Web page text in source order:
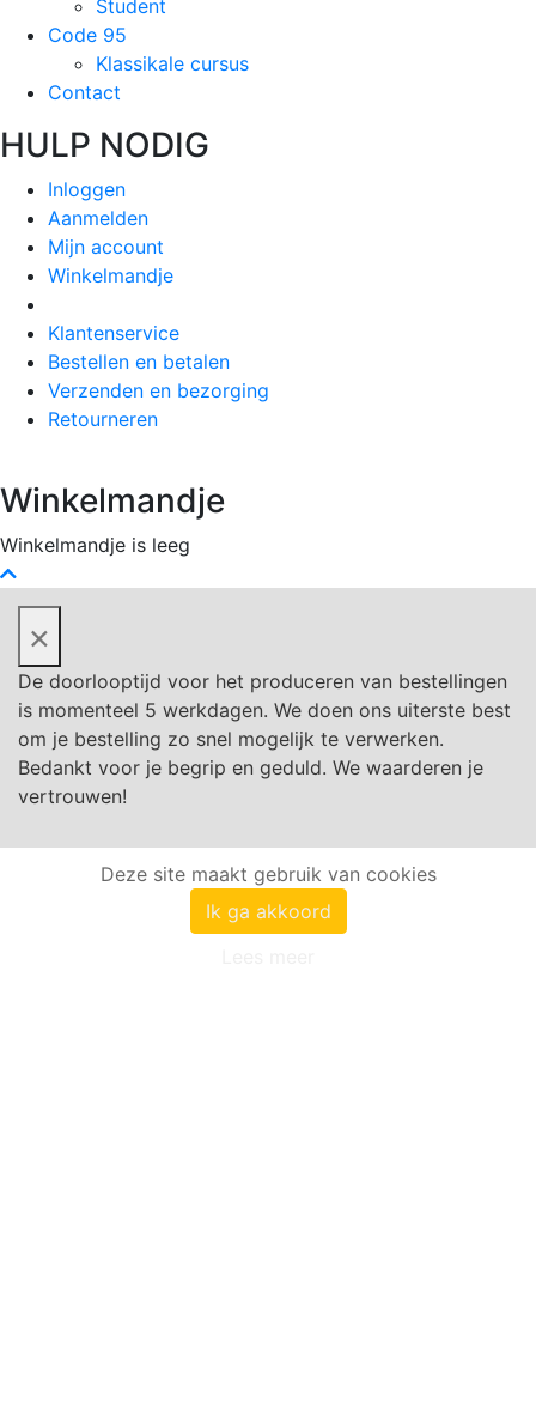
Student
Code 95
Klassikale cursus
Contact
HULP NODIG
Inloggen
Aanmelden
Mijn account
Winkelmandje
Klantenservice
Bestellen en betalen
Verzenden en bezorging
Retourneren
Winkelmandje
Winkelmandje is leeg
×
De doorlooptijd voor het produceren van bestellingen
is momenteel 5 werkdagen. We doen ons uiterste best
om je bestelling zo snel mogelijk te verwerken.
Bedankt voor je begrip en geduld. We waarderen je
vertrouwen!
Deze site maakt gebruik van cookies
Ik ga akkoord